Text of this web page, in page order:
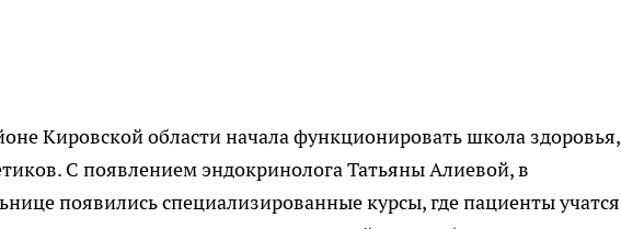
Кировской области начала функционировать школа здоровья,
С появлением эндокринолога Татьяны Алиевой, в
появились специализированные курсы, где пациенты учатся